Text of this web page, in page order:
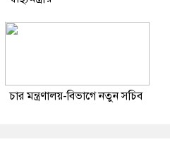
চার মন্ত্রণালয়-বিভাগে নতুন সচিব